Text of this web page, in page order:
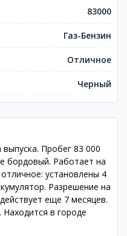
83000
Газ-Бензин
Отличное
Черный
Пробег 83 000
бордовый. Работает на
установлены 4
Разрешение на
еще 7 месяцев.
в городе